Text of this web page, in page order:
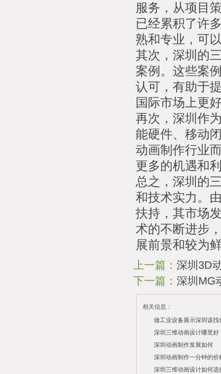
服务，从项目
已经累积了许
熟和专业，可
其次，深圳的
案例。这些案
认可，有助于
国际市场上更
再次，深圳作
能硬件、移动
动画制作行业
更多的机遇和
总之，深圳的
和技术实力。
扶持，其市场
术的不断进步
展前景和较为
上一篇： 深圳3D
下一篇： 深圳MG
相关信息：
做工业设备展示深圳该
司？
2026/07/21
深圳三维动画设计哪里好
2026/03/10
深圳动画制作发展如何
2026/03/03
深圳动画制作一分钟的价
2026/02/28
深圳三维动画设计如何选